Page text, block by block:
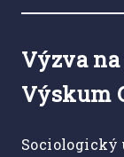
Výzva
Výskum
Sociologický